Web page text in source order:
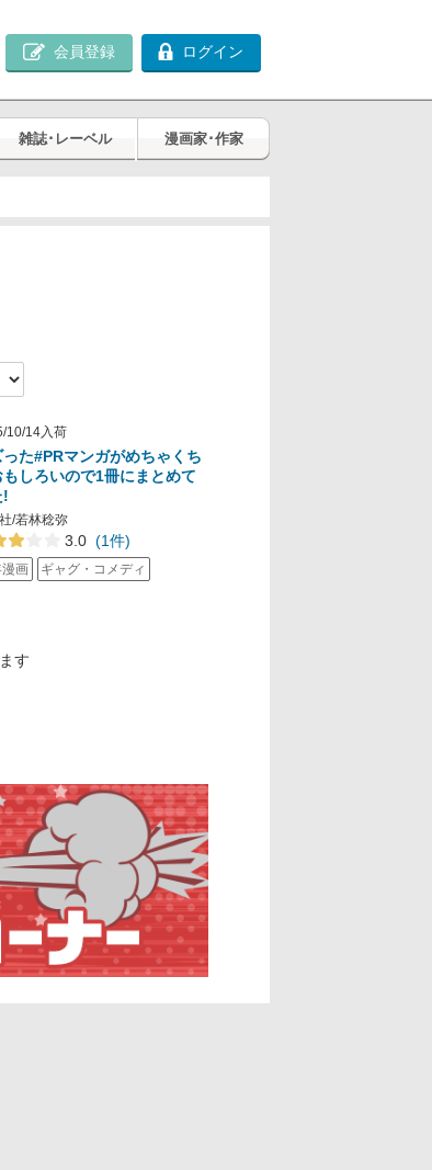
会員登録 ログイン
雑誌･レーベル 漫画家･作家
10/14入荷
た#PRマンガがめちゃくち
もしろいので1冊にまとめて
!
/若林稔弥
3.0 (1件)
画 ギャグ・コメディ
す